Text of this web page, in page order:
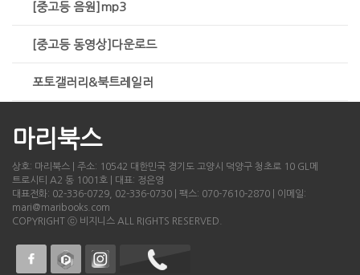
[중고등 음원]mp3
[중고등 동영상]다운로드
포토갤러리&북트레일러
마리북스
상호: 마리북스 | 주소: 10542 대한민국 경기도 고양시 덕양구 청초로 10 GL메
트로시티 A2 동 1001호 | 대표: 정은영
대표전화: 02-336-0729, 02-336-0730 | 팩스: 070-7610-2870 | 이메일:
mari@maribooks.com
COPYRIGHT ⓒ 비지니스 ALL RIGHTS RESERVED.